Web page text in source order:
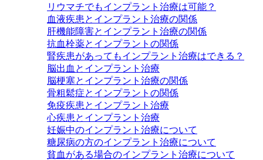
リウマチでもインプラント治療は可能？
血液疾患とインプラント治療の関係
肝機能障害とインプラント治療の関係
抗血栓薬とインプラントの関係
腎疾患があってもインプラント治療はできる？
脳出血とインプラント治療
脳梗塞とインプラント治療の関係
骨粗鬆症とインプラントの関係
免疫疾患とインプラント治療
心疾患とインプラント治療
妊娠中のインプラント治療について
糖尿病の方のインプラント治療について
貧血がある場合のインプラント治療について